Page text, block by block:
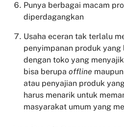
Punya berbagai macam
diperdagangkan
Usaha eceran tak terlalu
penyimpanan produk yang
dengan toko yang
bisa berupa offline maupun
atau penyajian produk
harus menarik untuk
masyarakat umum yang